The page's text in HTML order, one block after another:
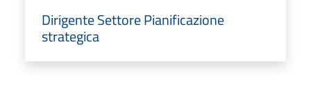
Dirigente Settore Pianificazione
strategica